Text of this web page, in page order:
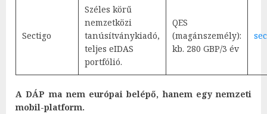
Sectigo
Széles körű
nemzetközi
tanúsítványkiadó,
teljes eIDAS
portfólió.
QES
(magánszemély):
kb. 280 GBP/3 év
A DÁP ma nem európai belépő, hanem egy nemzeti
mobil-platform.